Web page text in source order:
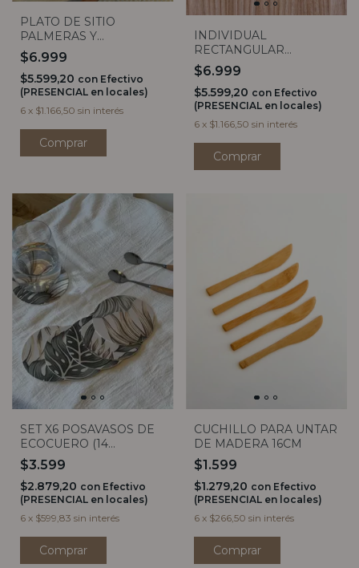
PLATO DE SITIO
PALMERAS Y
HELECHOS
$6.999
$5.599,20 con Efectivo
(PRESENCIAL en locales)
6 x $1.166,50 sin interés
INDIVIDUAL
RECTANGULAR
BAMBOO
$6.999
$5.599,20 con Efectivo
(PRESENCIAL en locales)
6 x $1.166,50 sin interés
SET X6 POSAVASOS DE
ECOCUERO (14
COLORES)
$3.599
$2.879,20 con Efectivo
(PRESENCIAL en locales)
6 x $599,83 sin interés
Comprar
CUCHILLO PARA UNTAR
DE MADERA 16CM
$1.599
$1.279,20 con Efectivo
(PRESENCIAL en locales)
6 x $266,50 sin interés